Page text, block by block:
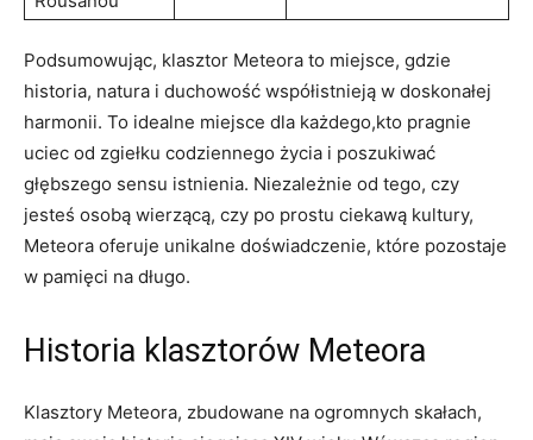
Podsumowując, klasztor Meteora to miejsce, gdzie
historia, natura i duchowość współistnieją w doskonałej
harmonii. To idealne miejsce dla każdego,kto pragnie
uciec od zgiełku codziennego życia i poszukiwać
głębszego sensu istnienia. Niezależnie od tego, czy
jesteś osobą wierzącą, czy po prostu ciekawą kultury,
Meteora oferuje unikalne doświadczenie, które pozostaje
w pamięci na długo.
Historia klasztorów Meteora
Klasztory Meteora, zbudowane na ogromnych skałach,